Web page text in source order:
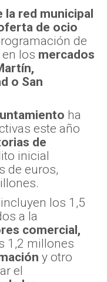
la red municipal
de ocio
de
los mercados
o San
ha
este año
de
inicial
de euros,
los 1,5
a la
comercial,
1,2 millones
y otro
el